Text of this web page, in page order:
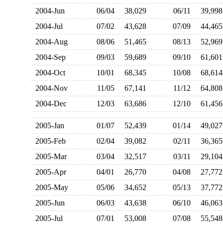
2004-Jun
06/04 38,029 06/11
2004-Jul
07/02 43,628 07/09
2004-Aug
08/06 51,465 08/13
2004-Sep
09/03 59,689 09/10
2004-Oct
10/01 68,345 10/08
2004-Nov
11/05 67,141 11/12
2004-Dec
12/03 63,686 12/10
2005-Jan 01/07 52,439 01/14
2005-Feb
02/04 39,082 02/11
2005-Mar
03/04 32,517 03/11
2005-Apr
04/01 26,770 04/08
2005-May
05/06 34,652 05/13
2005-Jun
06/03 43,638 06/10
2005-Jul
07/01 53,008 07/08